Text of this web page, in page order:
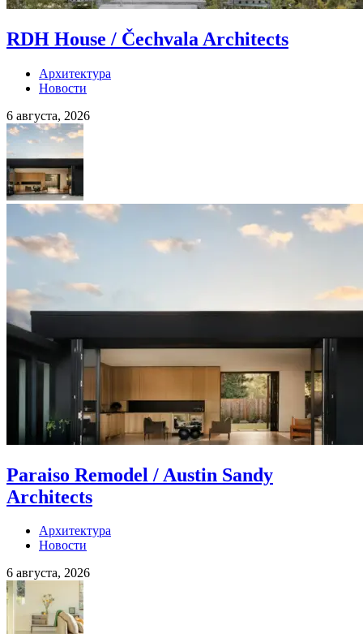
RDH House / Čechvala Architects
Архитектура
Новости
6 августа, 2026
Paraiso Remodel / Austin Sandy
Architects
Архитектура
Новости
6 августа, 2026